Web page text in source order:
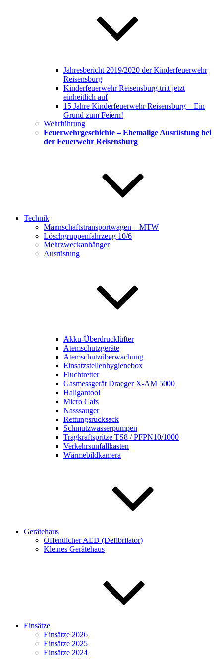
Jahresbericht 2019/2020 der Kinderfeuerwehr
Reisensburg
Kinderfeuerwehr Reisensburg tritt jetzt
einheitlich auf
15 Jahre Kinderfeuerwehr Reisensburg – Ein
Grund zum Feiern!
Wehrführung
Feuerwehrgeschichte – Ehemalige Ausrüstung bei
der Feuerwehr Reisensburg
Technik
Mannschaftstransportwagen – MTW
Löschgruppenfahrzeug 10/6
Mehrzweckanhänger
Ausrüstung
Akku-Überdrucklüfter
Atemschutzgeräte
Atemschutzüberwachung
Einsatzstellenhygienebox
Fluchtretter
Gasmessgerät Draeger X-AM 5000
Haligantool
Micro Cafs
Nasssauger
Rettungsrucksack
Schmutzwasserpumpen
Tragkraftspritze TS8 / PFPN10/1000
Verkehrsunfallkasten
Wärmebildkamera
Gerätehaus
Öffentlicher AED (Defibrilator)
Kleines Gerätehaus
Einsätze
Einsätze 2026
Einsätze 2025
Einsätze 2024